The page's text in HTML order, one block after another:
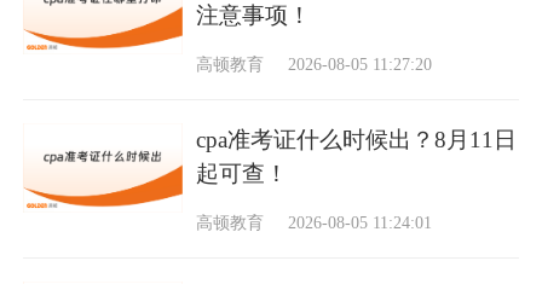
注意事项！
高顿教育 2026-08-05 11:27:20
cpa准考证什么时候出？8月11日
起可查！
高顿教育 2026-08-05 11:24:01